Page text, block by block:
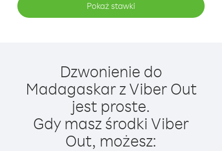
Pokaż stawki
Dzwonienie do
Madagaskar z Viber Out
jest proste.
Gdy masz środki Viber
Out, możesz: